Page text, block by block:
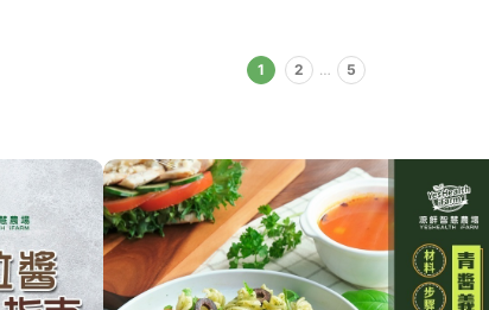
1 2 … 5